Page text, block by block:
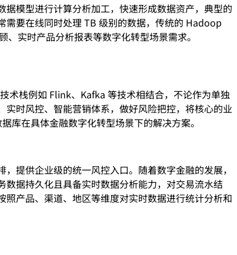
模型进行计算分析加工，快速形成数据资产，典型的
需要在线同时处理 TB 级别的数据，传统的 Hadoop
实时产品分析报表等数字化转型场景需求。
术栈例如 Flink、Kafka 等技术相结合，不论作为单独
时风控、智能营销体系，做好风险把控，将核心的业
库在具体金融数字化转型场景下的解决方案。
提供企业级的统一风控入口。随着数字金融的发展，
据持久化且具备实时数据分析能力，对交易流水结
产品、渠道、地区等维度对实时数据进行统计分析和